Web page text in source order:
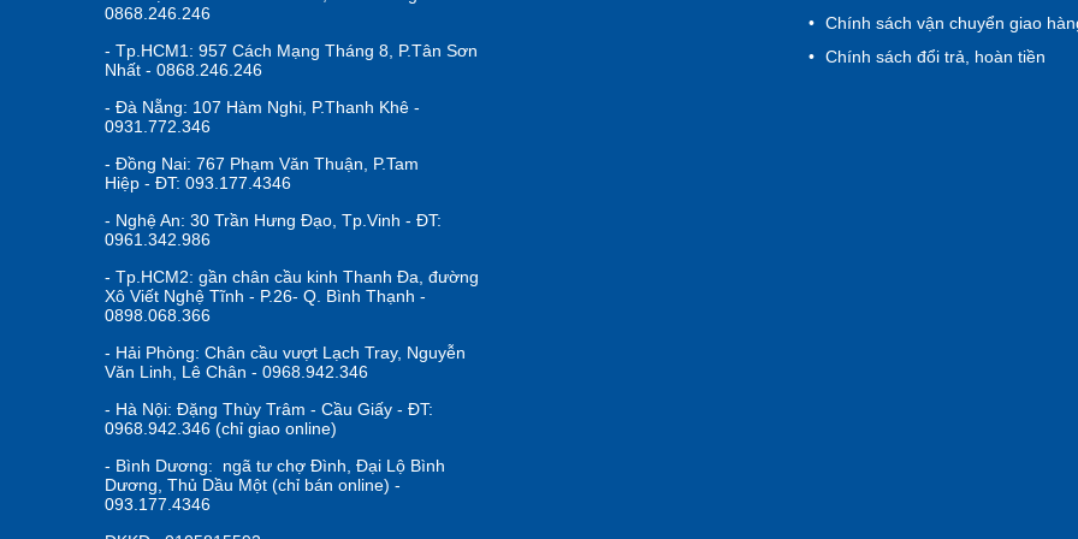
Cầu trượt liên hoàn công viên nước cho trẻ con
? Hình thành tính tự lập và tinh thần đồng đội
0868.246.246
- Tp.HCM1: 957 Cách Mạng Tháng 8, P.Tân Sơn
Nhất - 0868.246.246
- Đà Nẵng: 107 Hàm Nghi, P.Thanh Khê -
0931.772.346
- Đồng Nai: 767 Phạm Văn Thuận, P.Tam
Hiệp - ĐT: 093.177.4346
- Nghệ An: 30 Trần Hưng Đạo, Tp.Vinh - ĐT:
0961.342.986
- Tp.HCM2: gần chân cầu kinh Thanh Đa, đường
Xô Viết Nghệ Tĩnh - P.26- Q. Bình Thạnh -
0898.068.366
- Hải Phòng: Chân cầu vượt Lạch Tray, Nguyễn
Văn Linh, Lê Chân - 0968.942.346
- Hà Nội: Đặng Thùy Trâm - Cầu Giấy - ĐT:
0968.942.346 (chỉ giao online)
- Bình Dương: ngã tư chợ Đình, Đại Lộ Bình
Dương, Thủ Dầu Một (chỉ bán online) -
093.177.4346
Chính sách vận chuyển giao
Chính sách đổi trả, hoàn tiền